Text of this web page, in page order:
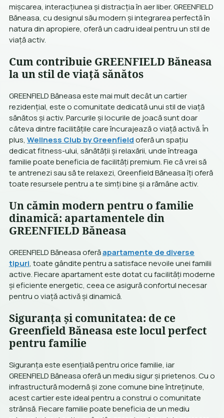
mișcarea, interacțiunea și distracția în aer liber. GREENFIELD
Băneasa, cu designul său modern și integrarea perfectă în
natura din apropiere, oferă un cadru ideal pentru un stil de
viață activ.
Cum contribuie GREENFIELD Băneasa
la un stil de viață sănătos
GREENFIELD Băneasa este mai mult decât un cartier
rezidențial, este o comunitate dedicată unui stil de viață
sănătos și activ. Parcurile și locurile de joacă sunt doar
câteva dintre facilitățile care încurajează o viață activă. În
plus, Wellness Club by Greenfieldoferă un spațiu
dedicat fitness-ului, sănătății și relaxării, unde întreaga
familie poate beneficia de facilități premium. Fie că vrei să
te antrenezi sau să te relaxezi, Greenfield Băneasa îți oferă
toate resursele pentru a te simți bine și a rămâne activ.
Un cămin modern pentru o familie
dinamică: apartamentele din
GREENFIELD Băneasa
GREENFIELD Băneasa oferăapartamente de diverse
tipuri, toate gândite pentru a satisface nevoile unei familii
active. Fiecare apartament este dotat cu facilități moderne
și eficiente energetic, ceea ce asigură confortul necesar
pentru o viață activă și dinamică.
Siguranța și comunitatea: de ce
Greenfield Băneasa este locul perfect
pentru familie
Siguranța este esențială pentru orice familie, iar
GREENFIELD Băneasa oferă un mediu sigur și prietenos. Cu o
infrastructură modernă și zone comune bine întreținute,
acest cartier este ideal pentru a construi o comunitate
strânsă. Fiecare familie poate beneficia de un mediu